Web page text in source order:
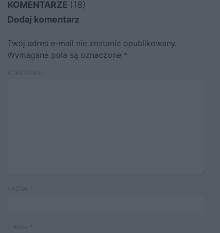
KOMENTARZE (18)
Dodaj komentarz
Twój adres e-mail nie zostanie opublikowany.
Wymagane pola są oznaczone *